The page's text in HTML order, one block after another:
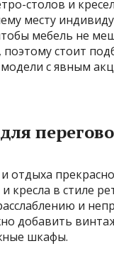
столов и
месту
мебель не
стоит
с явным
отдыха
кресла в стиле
и
добавить
шкафы.